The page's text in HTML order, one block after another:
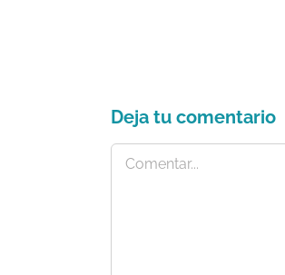
Deja tu comentario